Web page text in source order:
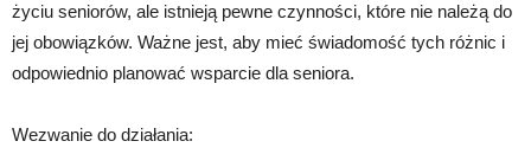
życiu seniorów, ale istnieją pewne czynności, które nie należą do
jej obowiązków. Ważne jest, aby mieć świadomość tych różnic i
odpowiednio planować wsparcie dla seniora.
Wezwanie do działania: